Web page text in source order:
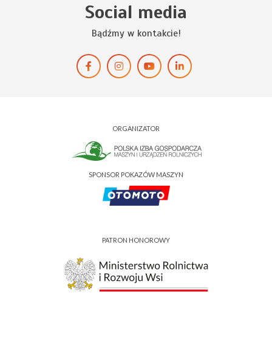
Social media
Bądźmy w kontakcie!
ORGANIZATOR
SPONSOR POKAZÓW MASZYN
PATRON HONOROWY